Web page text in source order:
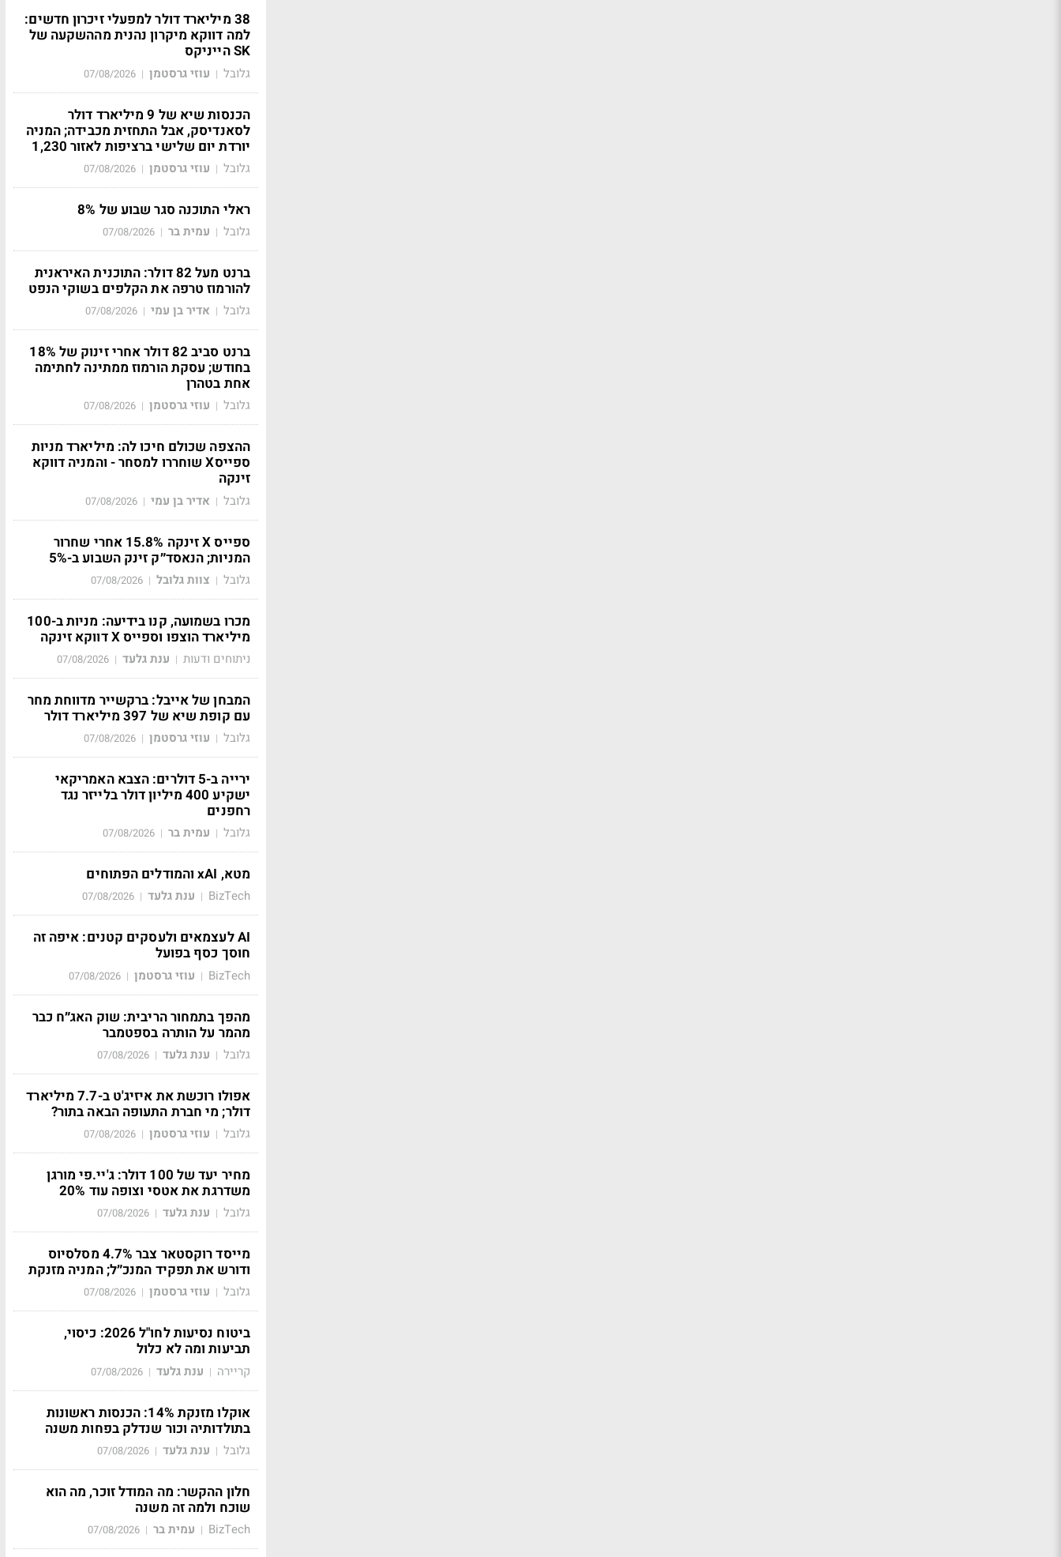
38 מיליארד דולר למפעלי זיכרון חדשים:
למה דווקא מיקרון נהנית מההשקעה של
SK הייניקס
גלובל | עוזי גרסטמן |
07/08/2026
הכנסות שיא של 9 מיליארד דולר
לסאנדיסק, אבל התחזית מכבידה; המניה
יורדת יום שלישי ברציפות לאזור 1,230
גלובל | עוזי גרסטמן |
07/08/2026
ראלי התוכנה סגר שבוע של 8%
גלובל | עמית בר |
07/08/2026
ברנט מעל 82 דולר: התוכנית האיראנית
להורמוז טרפה את הקלפים בשוקי הנפט
גלובל | אדיר בן עמי |
07/08/2026
ברנט סביב 82 דולר אחרי זינוק של 18%
בחודש; עסקת הורמוז ממתינה לחתימה
אחת בטהרן
גלובל | עוזי גרסטמן |
07/08/2026
ההצפה שכולם חיכו לה: מיליארד מניות
ספייסX שוחררו למסחר - והמניה דווקא
זינקה
גלובל | אדיר בן עמי |
07/08/2026
ספייס X זינקה 15.8% אחרי שחרור
המניות; הנאסד״ק זינק השבוע ב-5%
גלובל | צוות גלובל |
07/08/2026
מכרו בשמועה, קנו בידיעה: מניות ב-100
מיליארד הוצפו וספייס X דווקא זינקה
ניתוחים ודעות | ענת גלעד |
07/08/2026
המבחן של אייבל: ברקשייר מדווחת מחר
עם קופת שיא של 397 מיליארד דולר
גלובל | עוזי גרסטמן |
07/08/2026
ירייה ב-5 דולרים: הצבא האמריקאי
ישקיע 400 מיליון דולר בלייזר נגד
רחפנים
גלובל | עמית בר |
07/08/2026
מטא, xAI והמודלים הפתוחים
BizTech
| ענת גלעד |
07/08/2026
AI לעצמאים ולעסקים קטנים: איפה זה
חוסך כסף בפועל
BizTech
| עוזי גרסטמן |
07/08/2026
מהפך בתמחור הריבית: שוק האג״ח כבר
מהמר על הותרה בספטמבר
גלובל | ענת גלעד |
07/08/2026
אפולו רוכשת את איזיג'ט ב-7.7 מיליארד
דולר; מי חברת התעופה הבאה בתור?
גלובל | עוזי גרסטמן |
07/08/2026
מחיר יעד של 100 דולר: ג'יי.פי מורגן
משדרגת את אטסי וצופה עוד 20%
גלובל | ענת גלעד |
07/08/2026
מייסד רוקסטאר צבר 4.7% מסלסיוס
ודורש את תפקיד המנכ״ל; המניה מזנקת
גלובל | עוזי גרסטמן |
07/08/2026
ביטוח נסיעות לחו"ל 2026: כיסוי,
תביעות ומה לא כלול
קריירה | ענת גלעד |
07/08/2026
אוקלו מזנקת 14%: הכנסות ראשונות
בתולדותיה וכור שנדלק בפחות משנה
גלובל | ענת גלעד |
07/08/2026
חלון ההקשר: מה המודל זוכר, מה הוא
שוכח ולמה זה משנה
BizTech
| עמית בר |
07/08/2026